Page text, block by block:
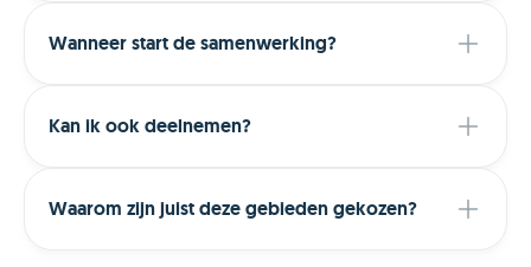
Wanneer start de samenwerking?
Kan ik ook deelnemen?
Waarom zijn juist deze gebieden gekozen?